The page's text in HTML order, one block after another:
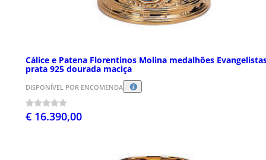
Cálice e Patena Florentinos Molina medalhões
prata 925 dourada maciça
DISPONÍVEL POR ENCOMENDA
€ 16.390,00